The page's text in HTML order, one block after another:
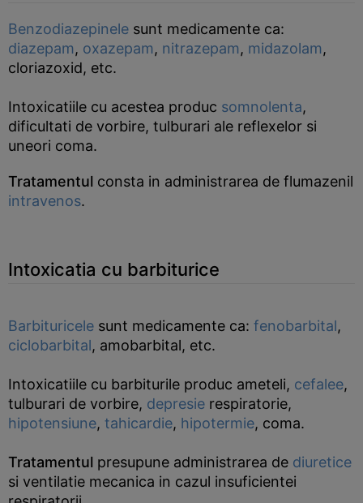
Benzodiazepinele sunt medicamente ca:
diazepam, oxazepam, nitrazepam, midazolam,
cloriazoxid, etc.
Intoxicatiile cu acestea produc somnolenta,
dificultati de vorbire, tulburari ale reflexelor si
uneori coma.
Tratamentul consta in administrarea de flumazenil
intravenos.
Intoxicatia cu barbiturice
Barbituricele sunt medicamente ca: fenobarbital,
ciclobarbital, amobarbital, etc.
Intoxicatiile cu barbiturile produc ameteli, cefalee,
tulburari de vorbire, depresie respiratorie,
hipotensiune, tahicardie, hipotermie, coma.
Tratamentul presupune administrarea de diuretice
si ventilatie mecanica in cazul insuficientei